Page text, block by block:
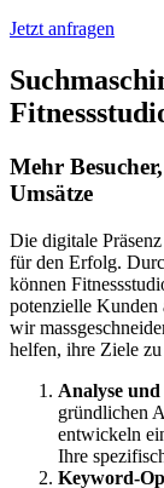
Jetzt anfragen
Mehr
Umsätze
Die digitale
für den Erfolg.
können
potenzielle Kunden
wir
helfen, ihre Ziele zu
Analyse
gründlichen
entwickeln
Ihre
Keyword-